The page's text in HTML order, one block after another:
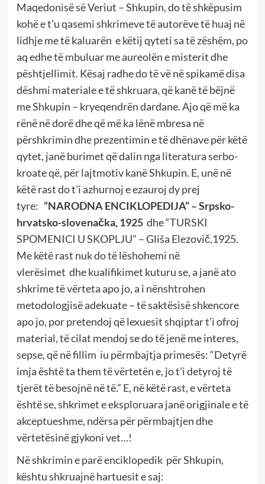
Maqedonisë së Veriut – Shkupin, do të shkëpusim
kohë e t’u qasemi shkrimeve të autorëve të huaj në
lidhje me të kaluarën e këtij qyteti sa të zëshëm, po
aq edhe të mbuluar me aureolën e misterit dhe
pështjellimit. Kësaj radhe do të vë në spikamë disa
dëshmi materiale e të shkruara, që kanë të bëjnë
me Shkupin – kryeqendrën dardane. Ajo që më ka
rënë në dorë dhe që më ka lënë mbresa në
përshkrimin dhe prezentimin e të dhënave për këtë
qytet, janë burimet që dalin nga literatura serbo-
kroate që, për lajtmotiv kanë Shkupin. E, unë në
këtë rast do t’i azhurnoj e ezauroj dy prej
tyre: “NARODNA ENCIKLOPEDIJA” – Srpsko-
hrvatsko-slovenačka, 1925dhe “TURSKI
SPOMENICI U SKOPLJU” – Gliša Elezovič,1925.
Me këtë rast nuk do të lëshohemi në
vlerësimet dhe kualifikimet kuturu se, a janë ato
shkrime të vërteta apo jo, a i nënshtrohen
metodologjisë adekuate – të saktësisë shkencore
apo jo, por pretendoj që lexuesit shqiptar t’i ofroj
material, të cilat mendoj se do të jenë me interes,
sepse, që në fillim iu përmbajtja primesës: “Detyrë
imja është ta them të vërtetën e, jo t’i detyroj të
tjerët të besojnë në të.” E, në këtë rast, e vërteta
është se, shkrimet e eksploruara janë origjinale e të
akceptueshme, ndërsa për përmbajtjen dhe
vërtetësinë gjykoni vet…!
Në shkrimin e parë enciklopedik për Shkupin,
kështu shkruajnë hartuesit e saj: